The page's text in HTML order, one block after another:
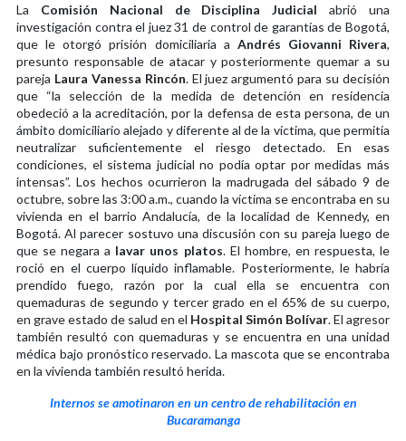
La Comisión Nacional de Disciplina Judicial abrió una
investigación contra el juez 31 de control de garantías de Bogotá,
que le otorgó prisión domiciliaria a Andrés Giovanni Rivera,
presunto responsable de atacar y posteriormente quemar a su
pareja Laura Vanessa Rincón. El juez argumentó para su decisión
que “la selección de la medida de detención en residencia
obedeció a la acreditación, por la defensa de esta persona, de un
ámbito domiciliario alejado y diferente al de la víctima, que permitía
neutralizar suficientemente el riesgo detectado. En esas
condiciones, el sistema judicial no podía optar por medidas más
intensas”. Los hechos ocurrieron la madrugada del sábado 9 de
octubre, sobre las 3:00 a.m., cuando la víctima se encontraba en su
vivienda en el barrio Andalucía, de la localidad de Kennedy, en
Bogotá. Al parecer sostuvo una discusión con su pareja luego de
que se negara a lavar unos platos. El hombre, en respuesta, le
roció en el cuerpo líquido inflamable. Posteriormente, le habría
prendido fuego, razón por la cual ella se encuentra con
quemaduras de segundo y tercer grado en el 65% de su cuerpo,
en grave estado de salud en el Hospital Simón Bolívar. El agresor
también resultó con quemaduras y se encuentra en una unidad
médica bajo pronóstico reservado. La mascota que se encontraba
en la vivienda también resultó herida.
Internos se amotinaron en un centro de rehabilitación en
Bucaramanga